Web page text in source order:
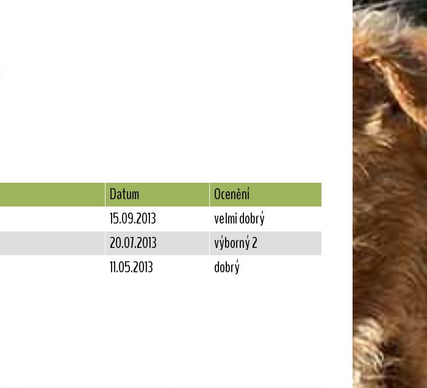
Datum
Ocenění
15.09.2013
velmi dobrý
20.07.2013
výborný 2
11.05.2013
dobrý